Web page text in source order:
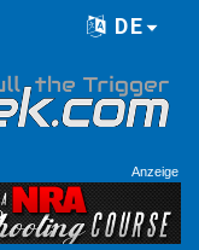
DE
Anzeige